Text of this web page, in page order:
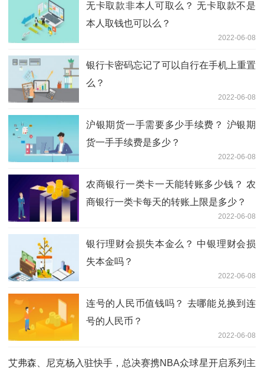
无卡取款非本人可取么？ 无卡取款不是
本人取钱也可以么？
2022-06-08
银行卡密码忘记了可以自行在手机上重置
么？
2022-06-08
沪银期货一手需要多少手续费？ 沪银期
货一手手续费是多少？
2022-06-08
农商银行一类卡一天能转账多少钱？ 农
商银行一类卡每天的转账上限是多少？
2022-06-08
银行理财会损失本金么？ 中银理财会损
失本金吗？
2022-06-08
连号的人民币值钱吗？ 去哪能兑换到连
号的人民币？
2022-06-08
艾弗森、尼克杨入驻快手，总决赛携NBA众球星开启系列主